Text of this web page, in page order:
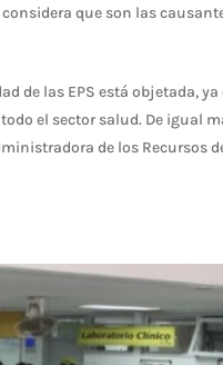
que son las
las EPS está objetada,
el sector salud. De igual
de los Recursos